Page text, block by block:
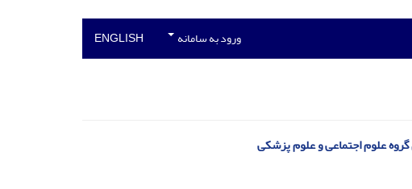
ورود به سامانه ENGLISH
علوم اجتماعی و علوم پزشکی